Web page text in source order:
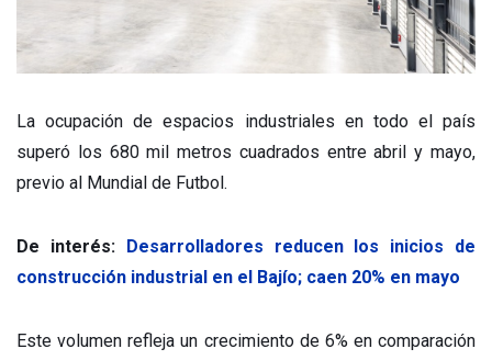
La ocupación de espacios industriales en todo el país
superó los 680 mil metros cuadrados entre abril y mayo,
previo al Mundial de Futbol.
De interés:
Desarrolladores reducen los inicios de
construcción industrial en el Bajío; caen 20% en mayo
Este volumen refleja un crecimiento de 6% en comparación